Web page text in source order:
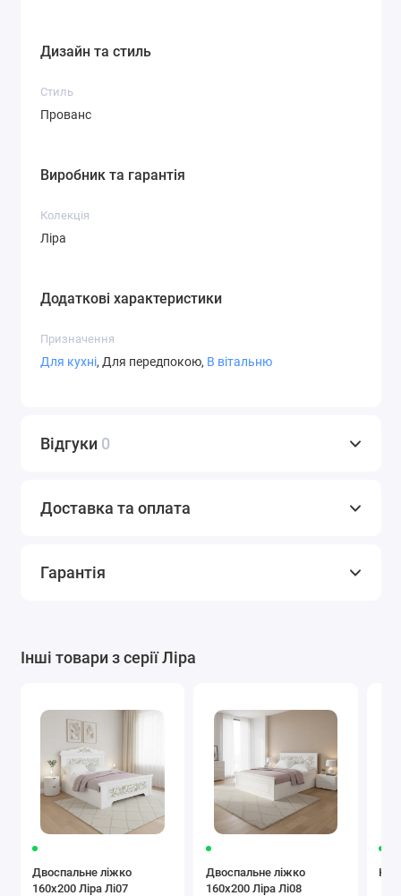
Дизайн та стиль
Стиль
Прованс
Виробник та гарантія
Колекція
Ліра
Додаткові характеристики
Призначення
Для кухні, Для передпокою, В вітальню
Відгуки 0
Доставка та оплата
Гарантія
Інші товари з серії Ліра
Двоспальне ліжко
160x200 Ліра Лі07
Двоспальне ліжко
160x200 Ліра Лі08